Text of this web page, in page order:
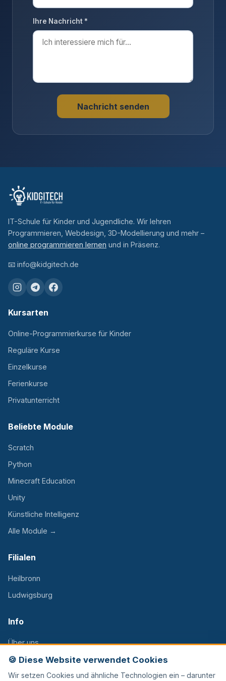
🍪 Diese Website verwendet Cookies
Wir setzen Cookies und ähnliche Technologien ein – darunter
Ihre Nachricht *
Nachricht senden
IT-Schule für Kinder und Jugendliche. Wir lehren
Programmieren, Webdesign, 3D-Modellierung und mehr –
online programmieren lernen und in Präsenz.
📧 info@kidgitech.de
Kursarten
Online-Programmierkurse für Kinder
Reguläre Kurse
Einzelkurse
Ferienkurse
Privatunterricht
Beliebte Module
Scratch
Python
Minecraft Education
Unity
Künstliche Intelligenz
Alle Module →
Filialen
Heilbronn
Ludwigsburg
Info
Über uns
FAQ
Kontakt